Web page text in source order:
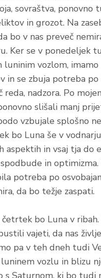
sovraštva, ponovno
in grozot. Na
bo v nas preveč
Ker se v ponedeljek
luninim vozlom,
in se zbuja potreba po
reda, nadzora. Po
slišali manj
vzbujale splošno
bo Luna še v
aspektih in vsaj tja do
in optimizma.
potreba po
da bo težje zaspati.
bo Luna v
vajeti, da nas
pa v teh dneh tudi
vozlu in blizu
s Saturnom, ki bo tudi